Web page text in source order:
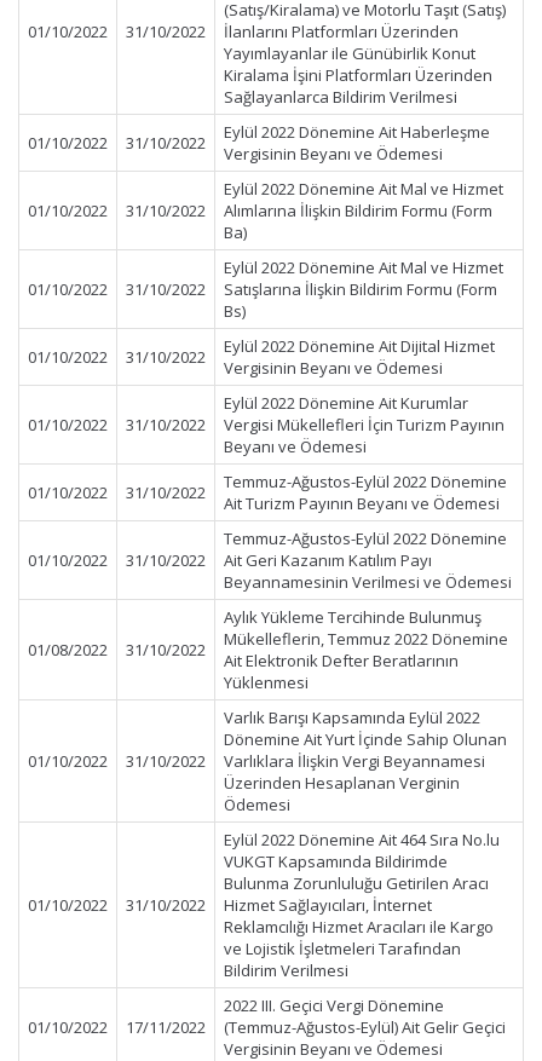
01/10/2022 31/10/2022
(Satış/Kiralama) ve Motorlu Taşıt (Satış)
İlanlarını Platformları Üzerinden
Yayımlayanlar ile Günübirlik Konut
Kiralama İşini Platformları Üzerinden
Sağlayanlarca Bildirim Verilmesi
01/10/2022 31/10/2022
Eylül 2022 Dönemine Ait Haberleşme
Vergisinin Beyanı ve Ödemesi
01/10/2022 31/10/2022
Eylül 2022 Dönemine Ait Mal ve Hizmet
Alımlarına İlişkin Bildirim Formu (Form
Ba)
01/10/2022 31/10/2022
Eylül 2022 Dönemine Ait Mal ve Hizmet
Satışlarına İlişkin Bildirim Formu (Form
Bs)
01/10/2022 31/10/2022
Eylül 2022 Dönemine Ait Dijital Hizmet
Vergisinin Beyanı ve Ödemesi
01/10/2022 31/10/2022
Eylül 2022 Dönemine Ait Kurumlar
Vergisi Mükellefleri İçin Turizm Payının
Beyanı ve Ödemesi
01/10/2022 31/10/2022
Temmuz-Ağustos-Eylül 2022 Dönemine
Ait Turizm Payının Beyanı ve Ödemesi
01/10/2022 31/10/2022
Temmuz-Ağustos-Eylül 2022 Dönemine
Ait Geri Kazanım Katılım Payı
Beyannamesinin Verilmesi ve Ödemesi
01/08/2022 31/10/2022
Aylık Yükleme Tercihinde Bulunmuş
Mükelleflerin, Temmuz 2022 Dönemine
Ait Elektronik Defter Beratlarının
Yüklenmesi
01/10/2022 31/10/2022
Varlık Barışı Kapsamında Eylül 2022
Dönemine Ait Yurt İçinde Sahip Olunan
Varlıklara İlişkin Vergi Beyannamesi
Üzerinden Hesaplanan Verginin
Ödemesi
01/10/2022 31/10/2022
Eylül 2022 Dönemine Ait 464 Sıra No.lu
VUKGT Kapsamında Bildirimde
Bulunma Zorunluluğu Getirilen Aracı
Hizmet Sağlayıcıları, İnternet
Reklamcılığı Hizmet Aracıları ile Kargo
ve Lojistik İşletmeleri Tarafından
Bildirim Verilmesi
01/10/2022 17/11/2022
2022 III. Geçici Vergi Dönemine
(Temmuz-Ağustos-Eylül) Ait Gelir Geçici
Vergisinin Beyanı ve Ödemesi